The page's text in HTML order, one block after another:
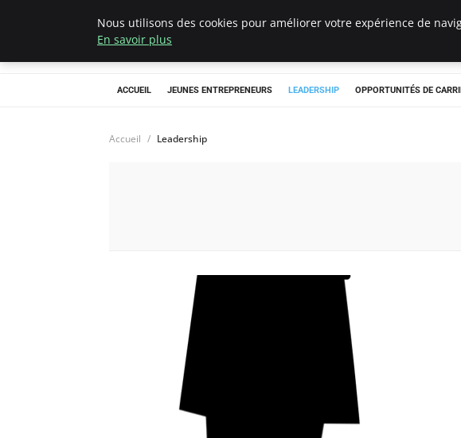
AIESEC France
ACCUEIL JEUNES ENTREPRENEURS LEADERSHIP OPPORTUNITÉS DE
Accueil Leadership
Nous utilisons des cookies pour améliorer votre expérience de
En savoir plus